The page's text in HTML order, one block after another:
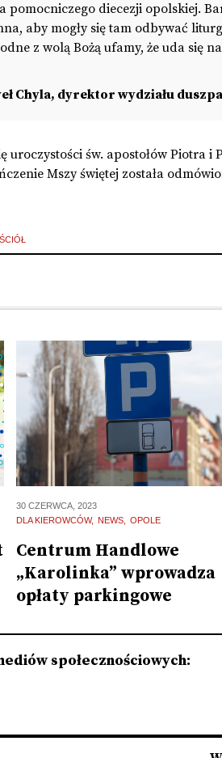
pomocniczego diecezji opolskiej.
aby mogły się tam odbywać
z wolą Bożą ufamy, że uda się
Chyla, dyrektor wydziału
św. apostołów Piotra i
Mszy świętej została
30 CZERWCA, 2023
DLA KIEROWCÓW
NEWS OPOLE
Centrum Handlowe
„Karolinka” wprowadza
opłaty parkingowe
społecznościowych: